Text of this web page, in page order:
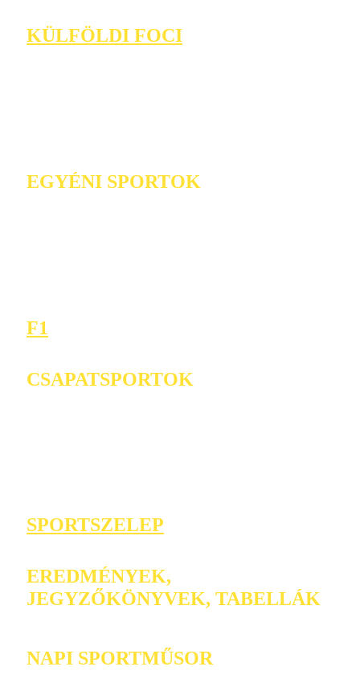
KÜLFÖLDI FOCI
EGYÉNI SPORTOK
F1
CSAPATSPORTOK
SPORTSZELEP
EREDMÉNYEK,
JEGYZŐKÖNYVEK, TABELLÁK
NAPI SPORTMŰSOR